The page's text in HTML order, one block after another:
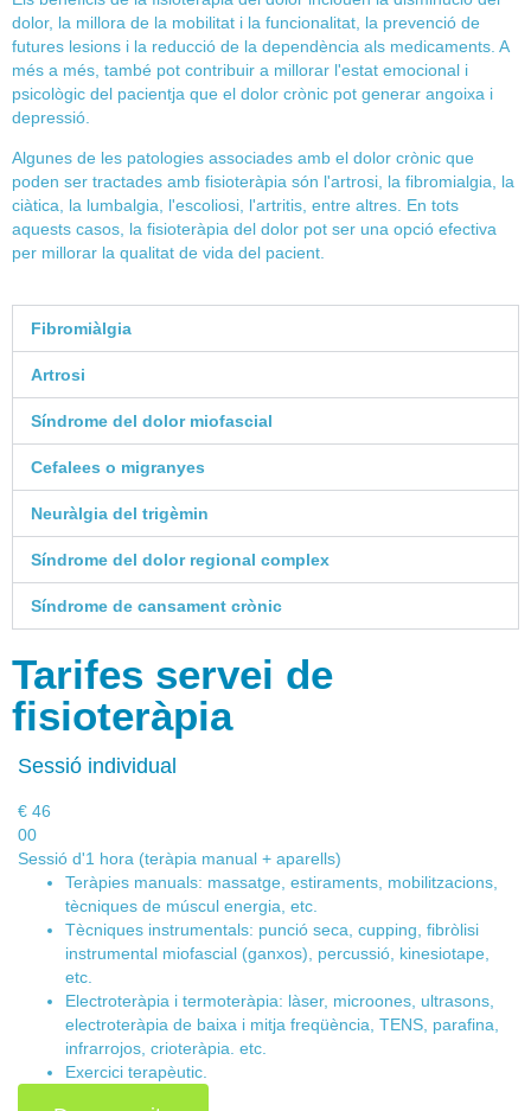
dolor, la millora de la mobilitat i la funcionalitat, la prevenció de
futures lesions i la reducció de la dependència als medicaments. A
més a més, també pot contribuir a millorar l'estat emocional i
psicològic del pacientja que el dolor crònic pot generar angoixa i
depressió.
Algunes de les patologies associades amb el dolor crònic que
poden ser tractades amb fisioteràpia són l'artrosi, la fibromialgia, la
ciàtica, la lumbalgia, l'escoliosi, l'artritis, entre altres. En tots
aquests casos, la fisioteràpia del dolor pot ser una opció efectiva
per millorar la qualitat de vida del pacient.
Fibromiàlgia
Artrosi
Síndrome del dolor miofascial
Cefalees o migranyes
Neuràlgia del trigèmin
Síndrome del dolor regional complex
Síndrome de cansament crònic
Tarifes servei de
fisioteràpia
Sessió individual
€ 46
00
Sessió d'1 hora (teràpia manual + aparells)
Teràpies manuals: massatge, estiraments, mobilitzacions,
tècniques de múscul energia, etc.
Tècniques instrumentals: punció seca, cupping, fibròlisi
instrumental miofascial (ganxos), percussió, kinesiotape,
etc.
Electroteràpia i termoteràpia: làser, microones, ultrasons,
electroteràpia de baixa i mitja freqüència, TENS, parafina,
infrarrojos, crioteràpia. etc.
Exercici terapèutic.